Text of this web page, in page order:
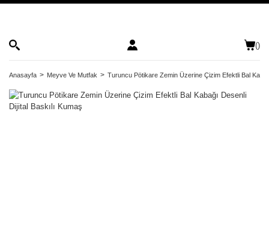
()
Anasayfa Meyve Ve Mutfak Turuncu Pötikare Zemin Üzerine Çizim Efektli Bal